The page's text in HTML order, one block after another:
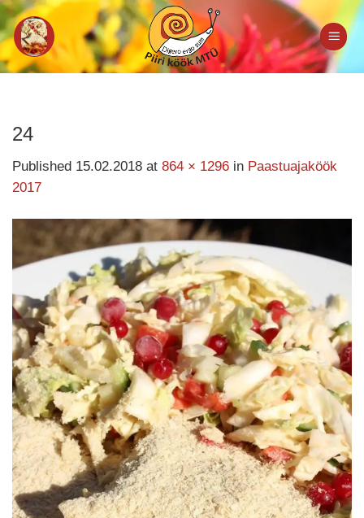
Skip
to
content
24
Published 15.02.2018 at 864 × 1296 in Paastuajaköök
2017